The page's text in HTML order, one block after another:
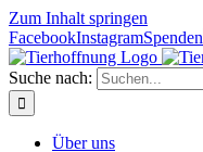
Zum Inhalt springen
FacebookInstagramSpenden
Suche nach:
Über uns